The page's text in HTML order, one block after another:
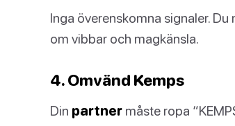
Inga överenskomna signaler. Du
om vibbar och magkänsla.
4. Omvänd Kemps
Din partner måste ropa